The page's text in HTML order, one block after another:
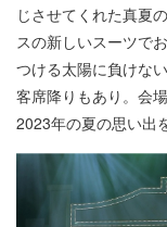
じさせてくれた真夏
スの新しいスーツで
つける太陽に負けな
客席降りもあり。会
2023年の夏の思い出